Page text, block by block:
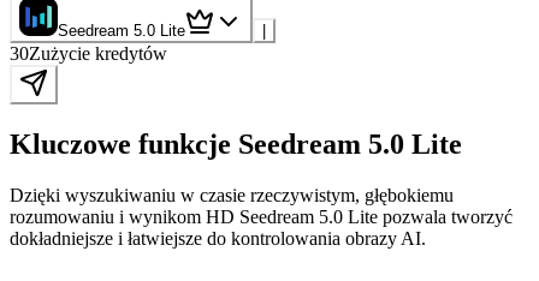
Seedream 5.0 Lite |
30Zużycie kredytów
Kluczowe funkcje Seedream 5.0 Lite
Dzięki wyszukiwaniu w czasie rzeczywistym, głębokiemu
rozumowaniu i wynikom HD Seedream 5.0 Lite pozwala tworzyć
dokładniejsze i łatwiejsze do kontrolowania obrazy AI.